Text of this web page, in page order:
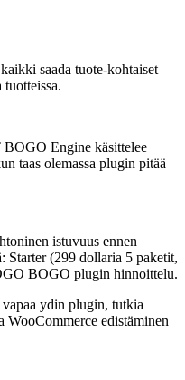
saada tuote-kohtaiset
BOGO Engine käsittelee
taas olemassa plugin pitää
istuvuus ennen
Starter (299 dollaria 5 paketit,
BOGO plugin hinnoittelu.
ydin plugin, tutkia
edistäminen